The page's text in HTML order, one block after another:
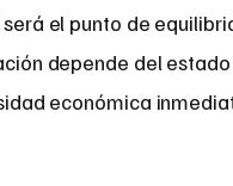
el punto de
depende del
económica